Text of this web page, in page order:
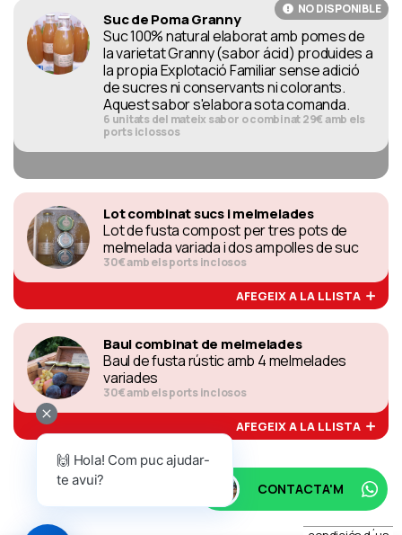
NO DISPONIBLE
Suc de Poma Granny
Suc 100% natural elaborat amb pomes de
la varietat Granny (sabor ácid) produides a
la propia Explotació Familiar sense adició
de sucres ni conservants ni colorants.
Aquest sabor s'elabora sota comanda.
6 unitats del mateix sabor o combinat 29€ amb els
ports iclossos
Lot combinat sucs i melmelades
Lot de fusta compost per tres pots de
melmelada variada i dos ampolles de suc
30€ amb els ports inclosos
AFEGEIX A LA LLISTA
Baul combinat de melmelades
Baul de fusta rústic amb 4 melmelades
variades
30€ amb els ports inclosos
AFEGEIX A LA LLISTA
CONTACTA'M
🙌 Hola! Com puc ajudar-
te avui?